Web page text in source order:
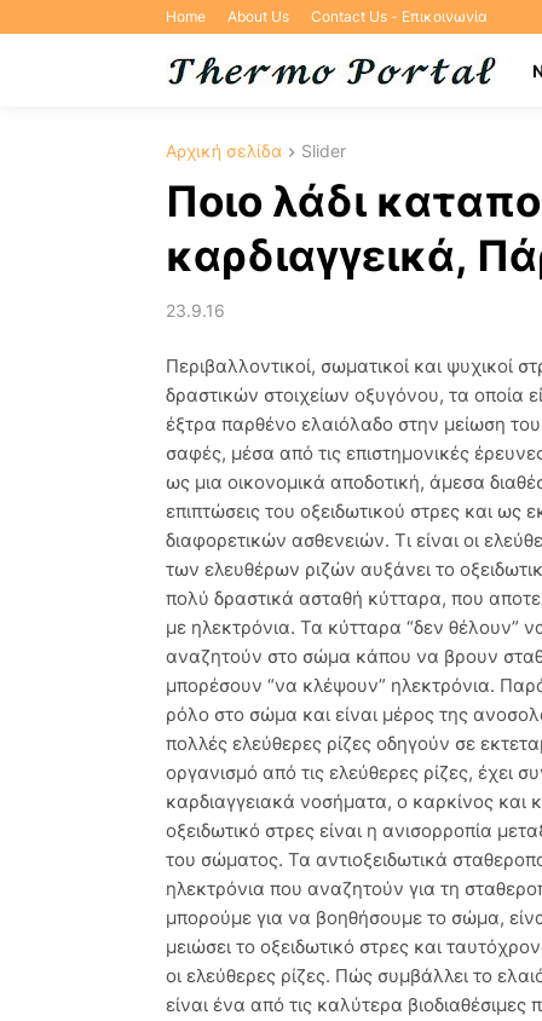
Home About Us Contact Us - Επικοινωνία
Αρχική σελίδα Slider
Ποιο λάδι
καρδιαγγεικά,
23.9.16
Περιβαλλοντικοί, σωματικοί και
δραστικών στοιχείων οξυγόνου, τα οποία
έξτρα παρθένο ελαιόλαδο στην μείωση του
σαφές, μέσα από τις επιστημονικές
ως μια οικονομικά αποδοτική, άμεσα
επιπτώσεις του οξειδωτικού στρες και ως
διαφορετικών ασθενειών. Τι είναι οι
των ελευθέρων ριζών αυξάνει το
πολύ δραστικά ασταθή κύτταρα, που
με ηλεκτρόνια. Τα κύτταρα “δεν θέλουν”
αναζητούν στο σώμα κάπου να βρουν
μπορέσουν “να κλέψουν” ηλεκτρόνια.
ρόλο στο σώμα και είναι μέρος της
πολλές ελεύθερες ρίζες οδηγούν σε
οργανισμό από τις ελεύθερες ρίζες,
καρδιαγγειακά νοσήματα, ο καρκίνος και
οξειδωτικό στρες είναι η ανισορροπία
του σώματος. Τα αντιοξειδωτικά
ηλεκτρόνια που αναζητούν για τη
μπορούμε για να βοηθήσουμε το σώμα,
μειώσει το οξειδωτικό στρες και
οι ελεύθερες ρίζες. Πώς συμβάλλει το
είναι ένα από τις καλύτερα